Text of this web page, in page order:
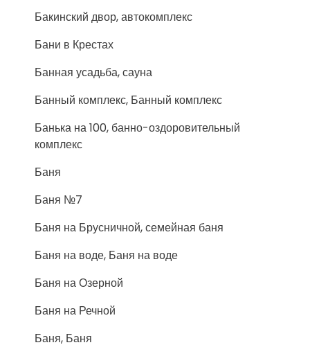
Бакинский двор, автокомплекс
Бани в Крестах
Банная усадьба, сауна
Банный комплекс, Банный комплекс
Банька на 100, банно-оздоровительный
комплекс
Баня
Баня №7
Баня на Брусничной, семейная баня
Баня на воде, Баня на воде
Баня на Озерной
Баня на Речной
Баня, Баня